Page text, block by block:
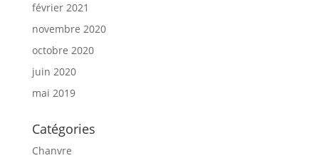
février 2021
novembre 2020
octobre 2020
juin 2020
mai 2019
Catégories
Chanvre